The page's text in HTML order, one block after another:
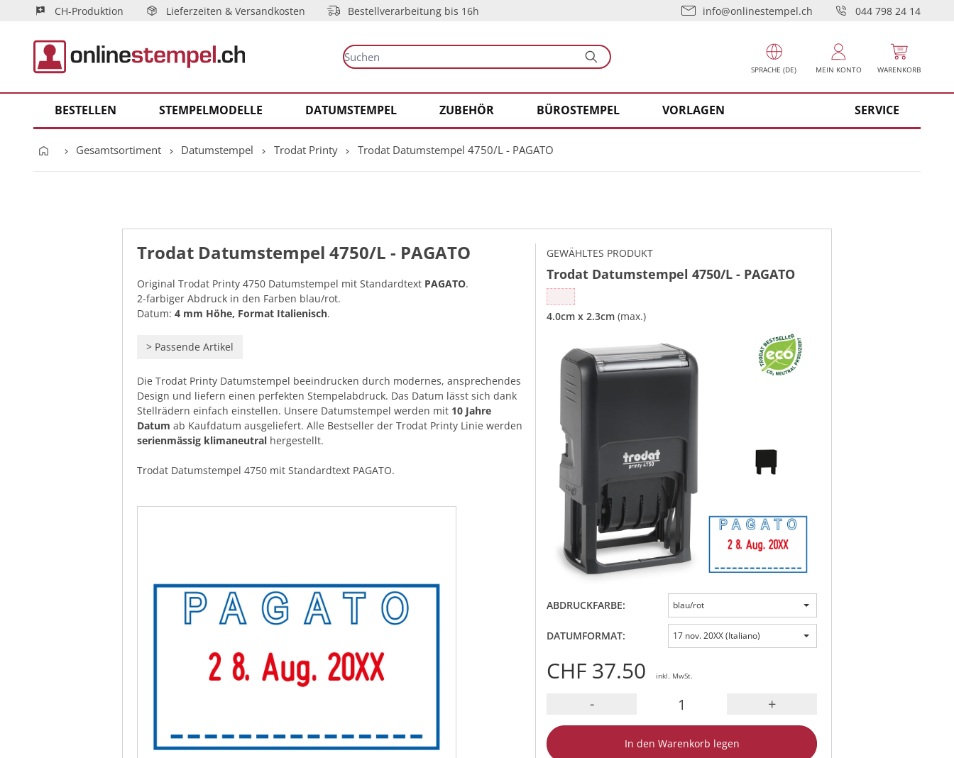
CH-Produktion Lieferzeiten & Versandkosten Bestellverarbeitung bis 16h info@onlinestempel.ch 044 798 24 14
SPRACHE (DE) MEIN KONTO WARENKORB
BESTELLEN STEMPELMODELLE DATUMSTEMPEL ZUBEHÖR BÜROSTEMPEL VORLAGEN SERVICE
Gesamtsortiment Datumstempel Trodat Printy Trodat Datumstempel 4750/L - PAGATO
Trodat Datumstempel 4750/L - PAGATO
Original Trodat Printy 4750 Datumstempel mit Standardtext PAGATO.
2-farbiger Abdruck in den Farben blau/rot.
Datum: 4 mm Höhe, Format Italienisch.
> Passende Artikel
Die Trodat Printy Datumstempel beeindrucken durch modernes, ansprechendes
Design und liefern einen perfekten Stempelabdruck. Das Datum lässt sich dank
Stellrädern einfach einstellen. Unsere Datumstempel werden mit 10 Jahre
Datum ab Kaufdatum ausgeliefert. Alle Bestseller der Trodat Printy Linie werden
serienmässig klimaneutral hergestellt.
Trodat Datumstempel 4750 mit Standardtext PAGATO.
GEWÄHLTES PRODUKT
Trodat Datumstempel 4750/L - PAGATO
ABDRUCKFARBE: blau/rot
DATUMFORMAT: 17 nov. 20XX (Italiano)
CHF 37.50 inkl. MwSt.
- +
In den Warenkorb legen